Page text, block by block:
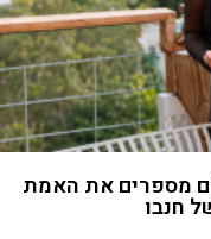
מספרים את האמת
חנבו